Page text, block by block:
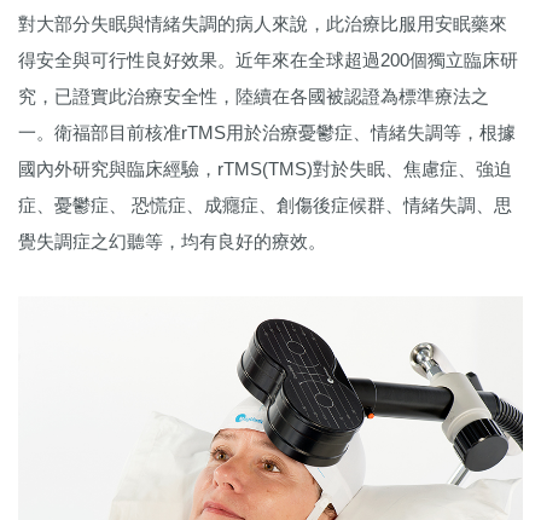
對大部分失眠與情緒失調的病人來說，此治療比服用安眠藥來
得安全與可行性良好效果。近年來在全球超過200個獨立臨床研
究，已證實此治療安全性，陸續在各國被認證為標準療法之
一。衛福部目前核准rTMS用於治療憂鬱症、情緒失調等，根據
國內外研究與臨床經驗，rTMS(TMS)對於失眠、焦慮症、強迫
症、憂鬱症、 恐慌症、成癮症、創傷後症候群、情緒失調、思
覺失調症之幻聽等，均有良好的療效。